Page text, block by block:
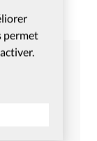
permet